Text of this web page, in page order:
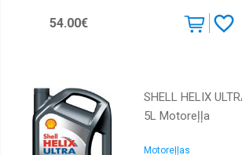
54.00€
SHELL HELIX
5L Motoreļļa
Motoreļļas